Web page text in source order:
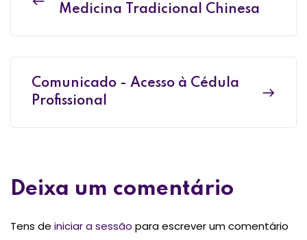
Medicina Tradicional Chinesa
Comunicado - Acesso à Cédula
Profissional
Deixa um comentário
Tens de iniciar a sessão para escrever um comentário